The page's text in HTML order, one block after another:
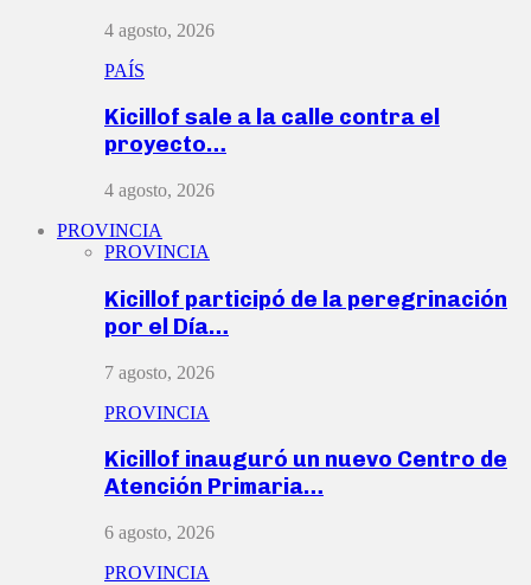
4 agosto, 2026
PAÍS
Kicillof sale a la calle contra el
proyecto…
4 agosto, 2026
PROVINCIA
PROVINCIA
Kicillof participó de la peregrinación
por el Día…
7 agosto, 2026
PROVINCIA
Kicillof inauguró un nuevo Centro de
Atención Primaria…
6 agosto, 2026
PROVINCIA